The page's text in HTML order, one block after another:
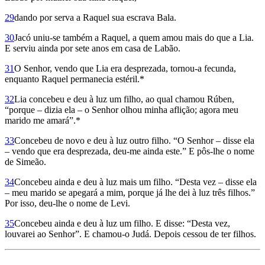
29dando por serva a Raquel sua escrava Bala.
30Jacó uniu-se também a Raquel, a quem amou mais do que a Lia.
E serviu ainda por sete anos em casa de Labão.
31O Senhor, vendo que Lia era des­prezada, tornou-a fecunda,
enquanto Raquel permanecia estéril.*
32Lia concebeu e deu à luz um filho, ao qual chamou Rúben,
“porque – dizia ela – o Senhor olhou minha aflição; agora meu
marido me amará”.*
33Concebeu de novo e deu à luz outro filho. “O Senhor – disse ela
– vendo que era desprezada, deu-me ainda este.” E pôs-lhe o nome
de Simeão.
34Concebeu ainda e deu à luz mais um filho. “Desta vez – disse ela
– meu marido se apegará a mim, porque já lhe dei à luz três filhos.”
Por isso, deu-lhe o nome de Levi.
35Concebeu ainda e deu à luz um filho. E disse: “Desta vez,
louvarei ao Senhor”. E chamou-o Judá. Depois cessou de ter filhos.